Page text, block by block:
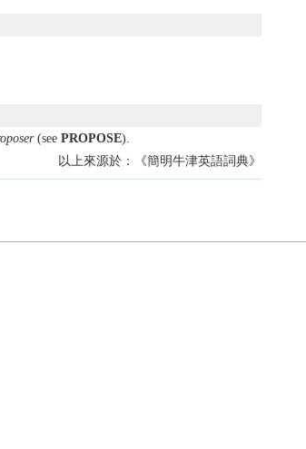
(see PROPOSE).
以上來源於：《簡明牛津英語詞典》